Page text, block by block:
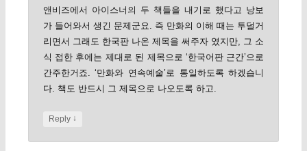
앤비즈에서 아이스너의 두 책들을 내기로 했다고 낭보
가 들어와서 생긴 문제군요. 즉 만화의 이해 때는 투덜거
리면서 그래도 한국판 나온 제목을 써주자 였지만, 그 소
식 접한 후에는 제대로 된 제목으로 ‘한국어판 근간’으로
간주한거죠. ‘만화와 연속예술’로 통일하도록 하겠습니
다. 책도 반드시 그 제목으로 나오도록 하고.
Reply ↓